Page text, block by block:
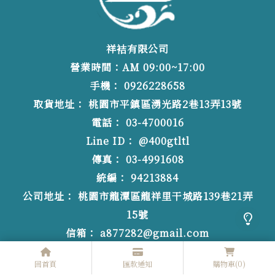
回首頁 匯款通知 購物車(0)
祥袺有限公司
營業時間：AM 09:00~17:00
@400gtltl
03-4700016
0926228658
03-4991608
94213884
a877282@gmail.com
桃園市龍潭區龍祥里干城路139巷21弄
15號
桃園市平鎮區湧光路2巷13弄13號